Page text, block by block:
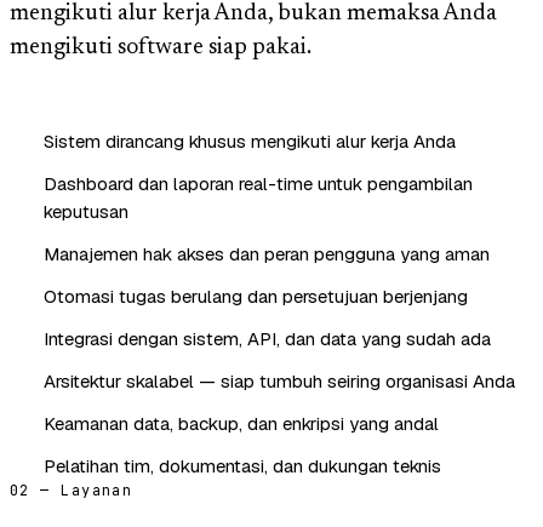
mengikuti alur kerja Anda, bukan memaksa Anda
mengikuti software siap pakai.
Sistem dirancang khusus mengikuti alur kerja Anda
Dashboard dan laporan real-time untuk pengambilan
keputusan
Manajemen hak akses dan peran pengguna yang aman
Otomasi tugas berulang dan persetujuan berjenjang
Integrasi dengan sistem, API, dan data yang sudah ada
Arsitektur skalabel — siap tumbuh seiring organisasi Anda
Keamanan data, backup, dan enkripsi yang andal
Pelatihan tim, dokumentasi, dan dukungan teknis
02 — Layanan